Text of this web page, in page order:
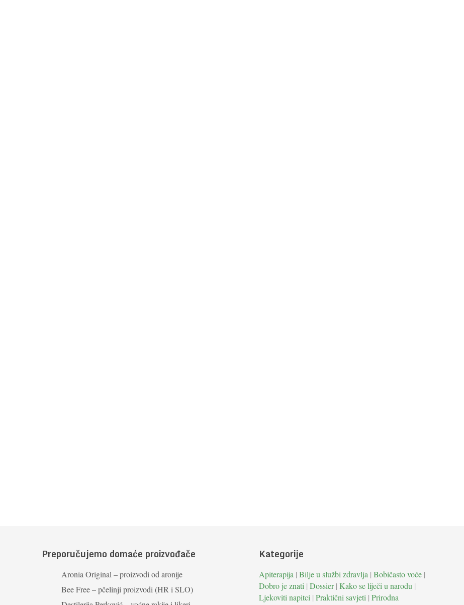
Preporučujemo domaće proizvođače
Aronia Original – proizvodi od aronije
Bee Free – pčelinji proizvodi (HR i SLO)
Kategorije
Apiterapija | Bilje u službi zdravlja | Bobičasto voće |
Dobro je znati | Dossier| Kako se liječi u narodu |
Ljekoviti napitci | Praktični savjeti | Prirodna